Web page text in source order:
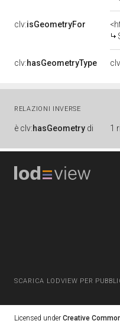
clv:isGeometryFor
clv:hasGeometryType
RELAZIONI INVERSE
è clv:hasGeometry di 1
SCARICA LODVIEW PER
Licensed under Creative